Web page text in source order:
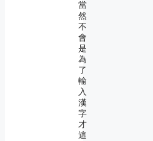
當
然
不
會
是
為
了
輸
入
漢
字
才
這